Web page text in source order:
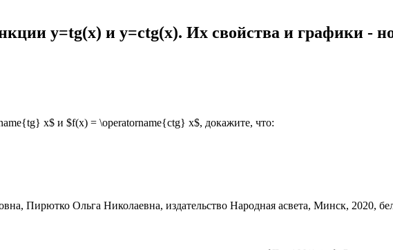
y=tg(х) и y=сtg(х). Их свойства и графики -
x$ и $f(x) = \operatorname{ctg} x$, докажите, что: